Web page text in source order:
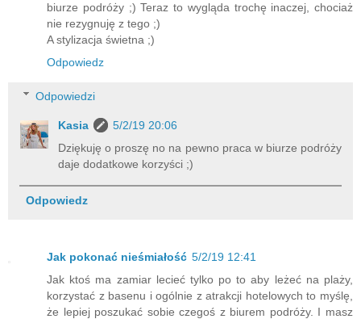
biurze podróży ;) Teraz to wygląda trochę inaczej, chociaż
nie rezygnuję z tego ;)
A stylizacja świetna ;)
Odpowiedz
Odpowiedzi
Kasia
5/2/19 20:06
Dziękuję o proszę no na pewno praca w biurze podróży
daje dodatkowe korzyści ;)
Odpowiedz
Jak pokonać nieśmiałość 5/2/19 12:41
Jak ktoś ma zamiar lecieć tylko po to aby leżeć na plaży,
korzystać z basenu i ogólnie z atrakcji hotelowych to myślę,
że lepiej poszukać sobie czegoś z biurem podróży. I masz